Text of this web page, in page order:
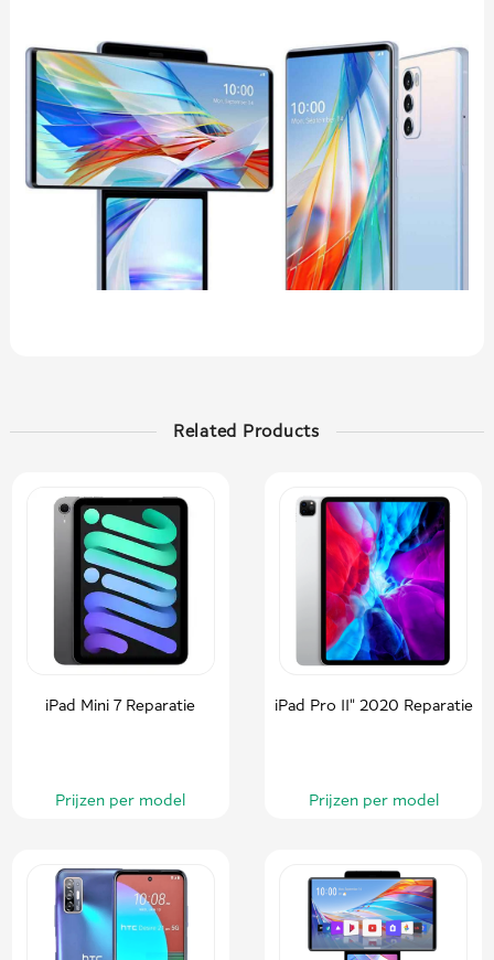
Related Products
iPad Mini 7 Reparatie
Prijzen per model
iPad Pro 11" 2020 Reparatie
Prijzen per model